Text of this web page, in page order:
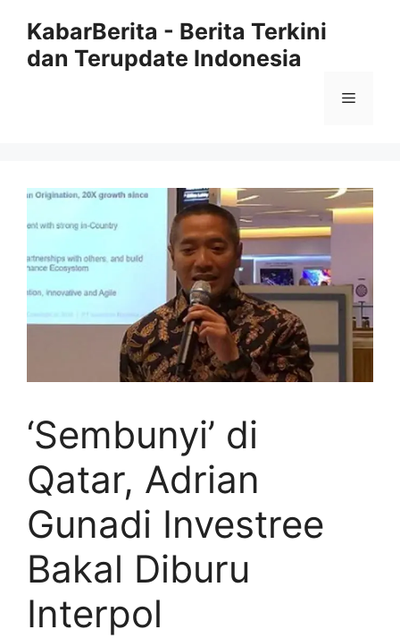
KabarBerita - Berita Terkini
dan Terupdate Indonesia
Menu
‘Sembunyi’ di
Qatar, Adrian
Gunadi Investree
Bakal Diburu
Interpol